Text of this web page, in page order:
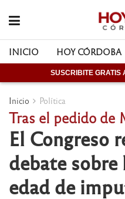
INICIO HOY CÓRDOBA
SUSCRIBITE
Inicio Política
Tras el pedido de
El Congreso
debate sobre
edad de